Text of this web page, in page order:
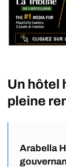
Un hôtel
pleine
Arabella